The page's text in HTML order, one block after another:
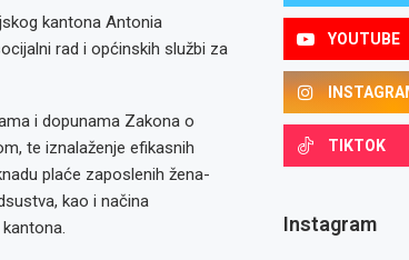
kantona Antonia
rad i općinskih službi za
i dopunama Zakona o
te iznalaženje efikasnih
plaće zaposlenih žena-
kao i načina
YOUTUBE
TIKTOK
Instagram